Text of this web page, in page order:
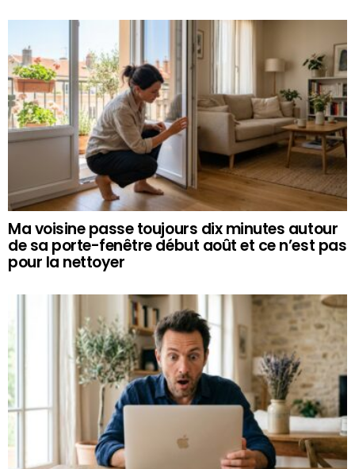
Ma voisine passe toujours dix minutes autour
de sa porte-fenêtre début août et ce n’est pas
pour la nettoyer